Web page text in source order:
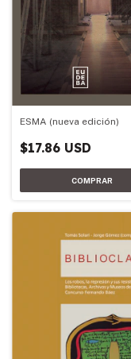
ESMA (nueva edición)
$17.86 USD